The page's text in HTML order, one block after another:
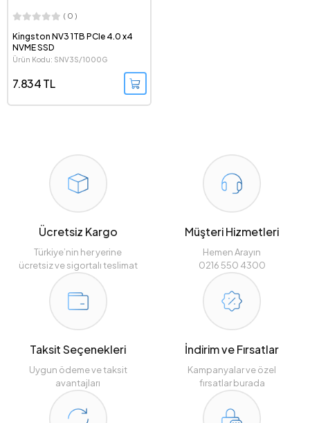
( 0 )
Kingston NV3 1TB PCIe 4.0 x4
NVME SSD
Ürün Kodu: SNV3S/1000G
7.834 TL
Ücretsiz Kargo
Türkiye’nin her yerine
ücretsiz ve sigortalı teslimat
Müşteri Hizmetleri
Hemen Arayın
0216 550 4300
Taksit Seçenekleri
Uygun ödeme ve taksit
avantajları
İndirim ve Fırsatlar
Kampanyalar ve özel
fırsatlar burada